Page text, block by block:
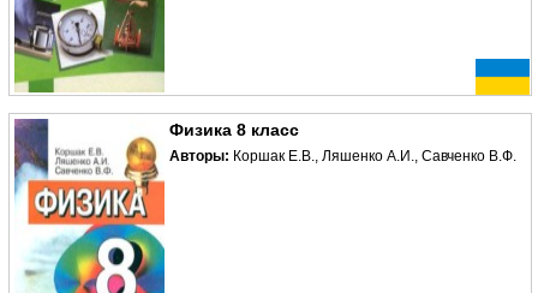
Физика 8 класс
Авторы: Коршак Е.В., Ляшенко А.И., Савченко В.Ф.